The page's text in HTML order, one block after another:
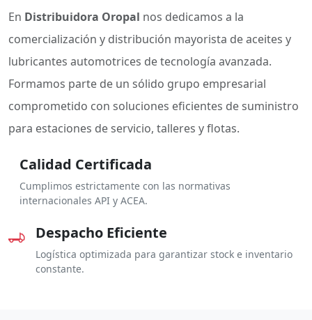
En Distribuidora Oropal nos dedicamos a la
comercialización y distribución mayorista de aceites y
lubricantes automotrices de tecnología avanzada.
Formamos parte de un sólido grupo empresarial
comprometido con soluciones eficientes de suministro
para estaciones de servicio, talleres y flotas.
Calidad Certificada
Cumplimos estrictamente con las normativas
internacionales API y ACEA.
Despacho Eficiente
Logística optimizada para garantizar stock e inventario
constante.